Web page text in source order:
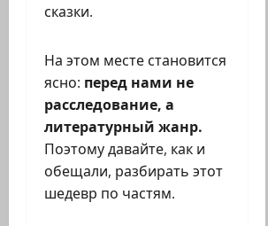
сказки.
На этом месте становится
ясно: перед нами не
расследование, а
литературный жанр.
Поэтому давайте, как и
обещали, разбирать этот
шедевр по частям.